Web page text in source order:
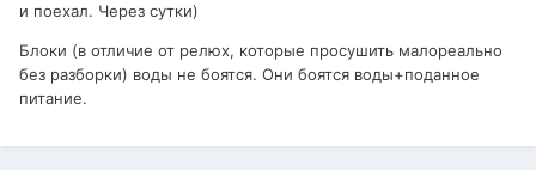
и поехал. Через сутки)
Блоки (в отличие от релюх, которые просушить малореально
без разборки) воды не боятся. Они боятся воды+поданное
питание.